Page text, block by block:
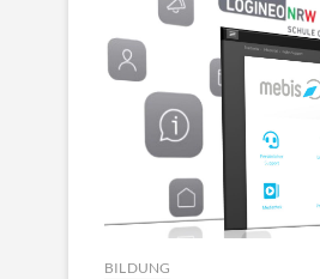
BILDUNG